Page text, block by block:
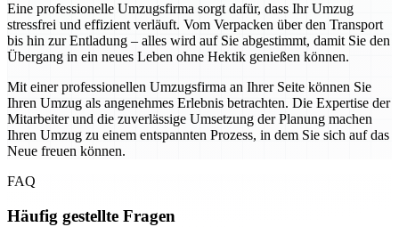
Eine professionelle Umzugsfirma sorgt dafür, dass Ihr Umzug
stressfrei und effizient verläuft. Vom Verpacken über den Transport
bis hin zur Entladung – alles wird auf Sie abgestimmt, damit Sie den
Übergang in ein neues Leben ohne Hektik genießen können.
Mit einer professionellen Umzugsfirma an Ihrer Seite können Sie
Ihren Umzug als angenehmes Erlebnis betrachten. Die Expertise der
Mitarbeiter und die zuverlässige Umsetzung der Planung machen
Ihren Umzug zu einem entspannten Prozess, in dem Sie sich auf das
Neue freuen können.
FAQ
Häufig gestellte Fragen